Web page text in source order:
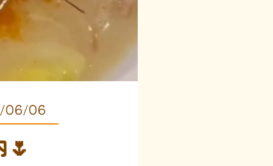
06/06